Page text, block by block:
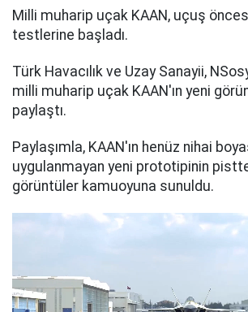
Milli muharip uçak KAAN, uçuş
testlerine başladı.
Türk Havacılık ve Uzay Sanayii,
milli muharip uçak KAAN'ın yeni
paylaştı.
Paylaşımla, KAAN'ın henüz nihai
uygulanmayan yeni prototipinin
görüntüler kamuoyuna sunuldu.